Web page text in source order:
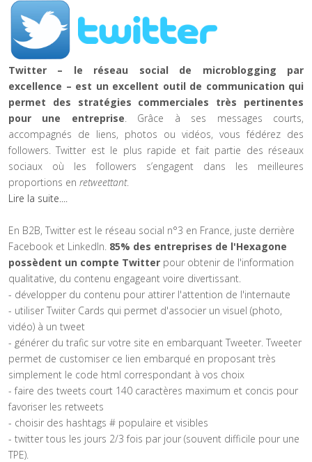
Twitter – le réseau social de microblogging par
excellence – est un excellent outil de communication qui
permet des stratégies commerciales très pertinentes
pour une entreprise . Grâce à ses messages courts,
accompagnés de liens, photos ou vidéos, vous fédérez des
followers.Twitter est le plus rapide et fait partie des réseaux
sociaux où les followers s’engagent dans les meilleures
proportions en retweettant.
Lire la suite....
En B2B, Twitter est le réseau social n°3 en France, juste derrière
Facebook et LinkedIn. 85% des entreprises de l'Hexagone
possèdent un compte Twitter pour obtenir de l'information
qualitative, du contenu engageant voire divertissant.
- développer du contenu pour attirer l'attention de l'internaute
- utiliser Twiiter Cards qui permet d'associer un visuel (photo,
vidéo) à un tweet
- générer du trafic sur votre site en embarquant Tweeter. Tweeter
permet de customiser ce lien embarqué en proposant très
simplement le code html correspondant à vos choix
- faire des tweets court 140 caractères maximum et concis pour
favoriser les retweets
- choisir des hashtags # populaire et visibles
- twitter tous les jours 2/3 fois par jour (souvent difficile pour une
TPE).